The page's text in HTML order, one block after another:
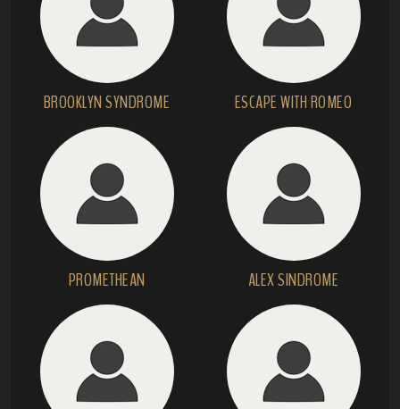
BROOKLYN SYNDROME ESCAPE WITH ROMEO
PROMETHEAN ALEX SINDROME